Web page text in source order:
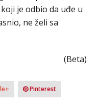
je odbio da uđe u
ne želi sa
(Beta)
Pinterest